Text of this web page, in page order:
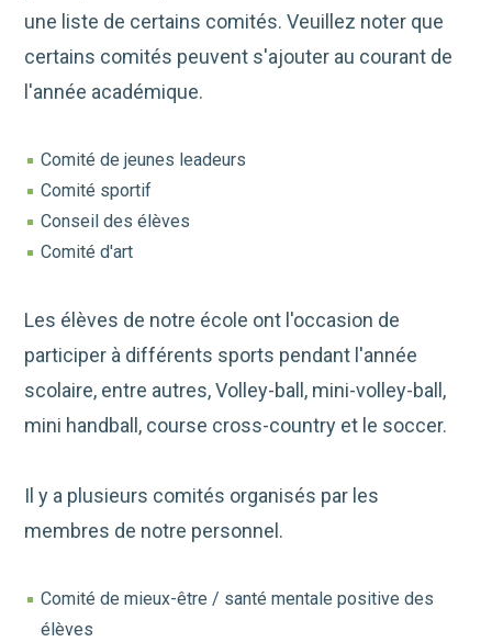
une liste de certains comités. Veuillez noter que
certains comités peuvent s'ajouter au courant de
l'année académique.
Comité de jeunes leadeurs
Comité sportif
Conseil des élèves
Comité d'art
Les élèves de notre école ont l'occasion de
participer à différents sports pendant l'année
scolaire, entre autres, Volley-ball, mini-volley-ball,
mini handball, course cross-country et le soccer.
Il y a plusieurs comités organisés par les
membres de notre personnel.
Comité de mieux-être / santé mentale positive des
élèves